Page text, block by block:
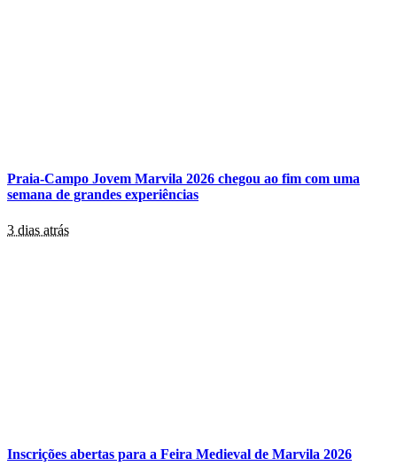
Praia-Campo Jovem Marvila 2026 chegou ao fim com uma
semana de grandes experiências
3 dias atrás
Inscrições abertas para a Feira Medieval de Marvila 2026